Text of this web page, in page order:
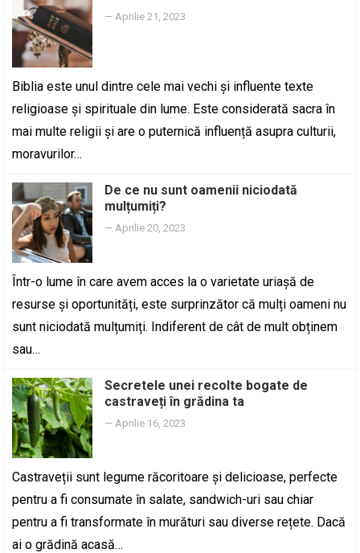
—Aprilie 21, 2023
Biblia este unul dintre cele mai vechi și influente texte
religioase și spirituale din lume. Este considerată sacra în
mai multe religii și are o puternică influență asupra culturii,
moravurilor…
De ce nu sunt oamenii niciodată
mulțumiți?
—Aprilie 20, 2023
Într-o lume în care avem acces la o varietate uriașă de
resurse și oportunități, este surprinzător că mulți oameni nu
sunt niciodată mulțumiți. Indiferent de cât de mult obținem
sau…
Secretele unei recolte bogate de
castraveți în grădina ta
—Aprilie 16, 2023
Castraveții sunt legume răcoritoare și delicioase, perfecte
pentru a fi consumate în salate, sandwich-uri sau chiar
pentru a fi transformate în murături sau diverse rețete. Dacă
ai o grădină acasă…